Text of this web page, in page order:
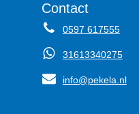
Contact
0597 617555
31613340275
info@pekela.nl